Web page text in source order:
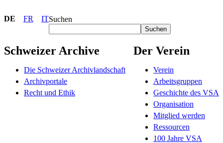
DE FR ITSuchen
Suchen
Schweizer Archive
Die Schweizer Archivlandschaft
Archivportale
Recht und Ethik
Der Verein
Verein
Arbeitsgruppen
Geschichte des VSA
Organisation
Mitglied werden
Ressourcen
100 Jahre VSA